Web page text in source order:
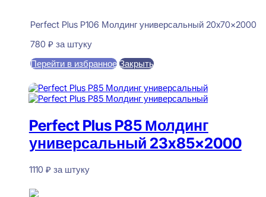
Perfect Plus P106 Молдинг универсальный 20x70x2000
780 ₽ за штуку
Перейти в избранное Закрыть
Perfect Plus P85 Молдинг
универсальный 23x85x2000
1110 ₽ за штуку